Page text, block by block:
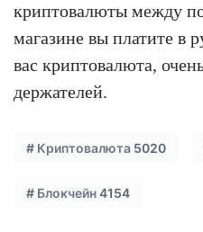
криптовалюты между
магазине вы платите в
вас криптовалюта,
держателей.
# Криптовалюта 5020
# Блокчейн4154